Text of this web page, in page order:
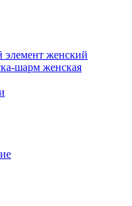
элемент женcкий
шарм женская